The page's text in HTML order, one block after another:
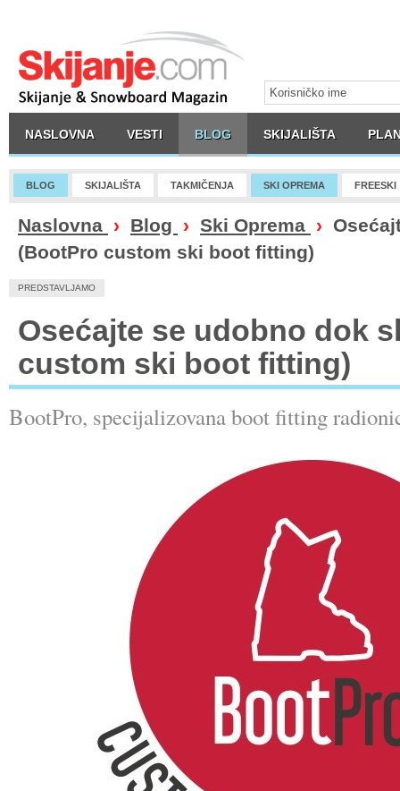
NASLOVNA VESTI BLOG SKIJALIŠTA
BLOG SKIJALIŠTA TAKMIČENJA SKI OPREMA FREESKI
Naslovna › Blog › Ski Oprema ›
(BootPro custom ski boot fitting)
PREDSTAVLJAMO
Osećajte se udobno dok
custom ski boot fitting)
BootPro, specijalizovana boot fitting